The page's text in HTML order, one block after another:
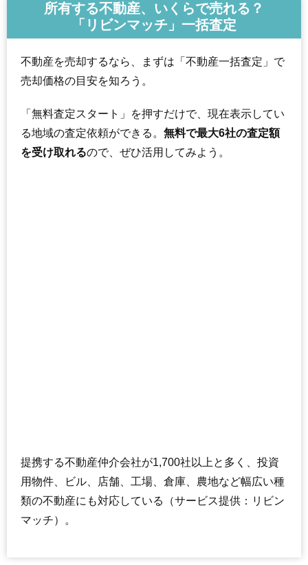
所有する不動産、いくらで売れる？
「リビンマッチ」一括査定
不動産を売却するなら、まずは「不動産一括査定」で
売却価格の目安を知ろう。
「無料査定スタート」を押すだけで、現在表示してい
る地域の査定依頼ができる。 無料で最大6社の査定額
を受け取れるので、ぜひ活用してみよう。
提携する不動産仲介会社が1,700社以上と多く、投資
用物件、ビル、店舗、工場、倉庫、農地など幅広い種
類の不動産にも対応している（サービス提供：リビン
マッチ）。